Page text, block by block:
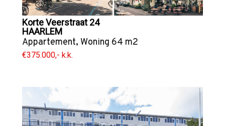
Korte Veerstraat 24
HAARLEM
Appartement, Woning 64 m2
€375.000,- k.k.